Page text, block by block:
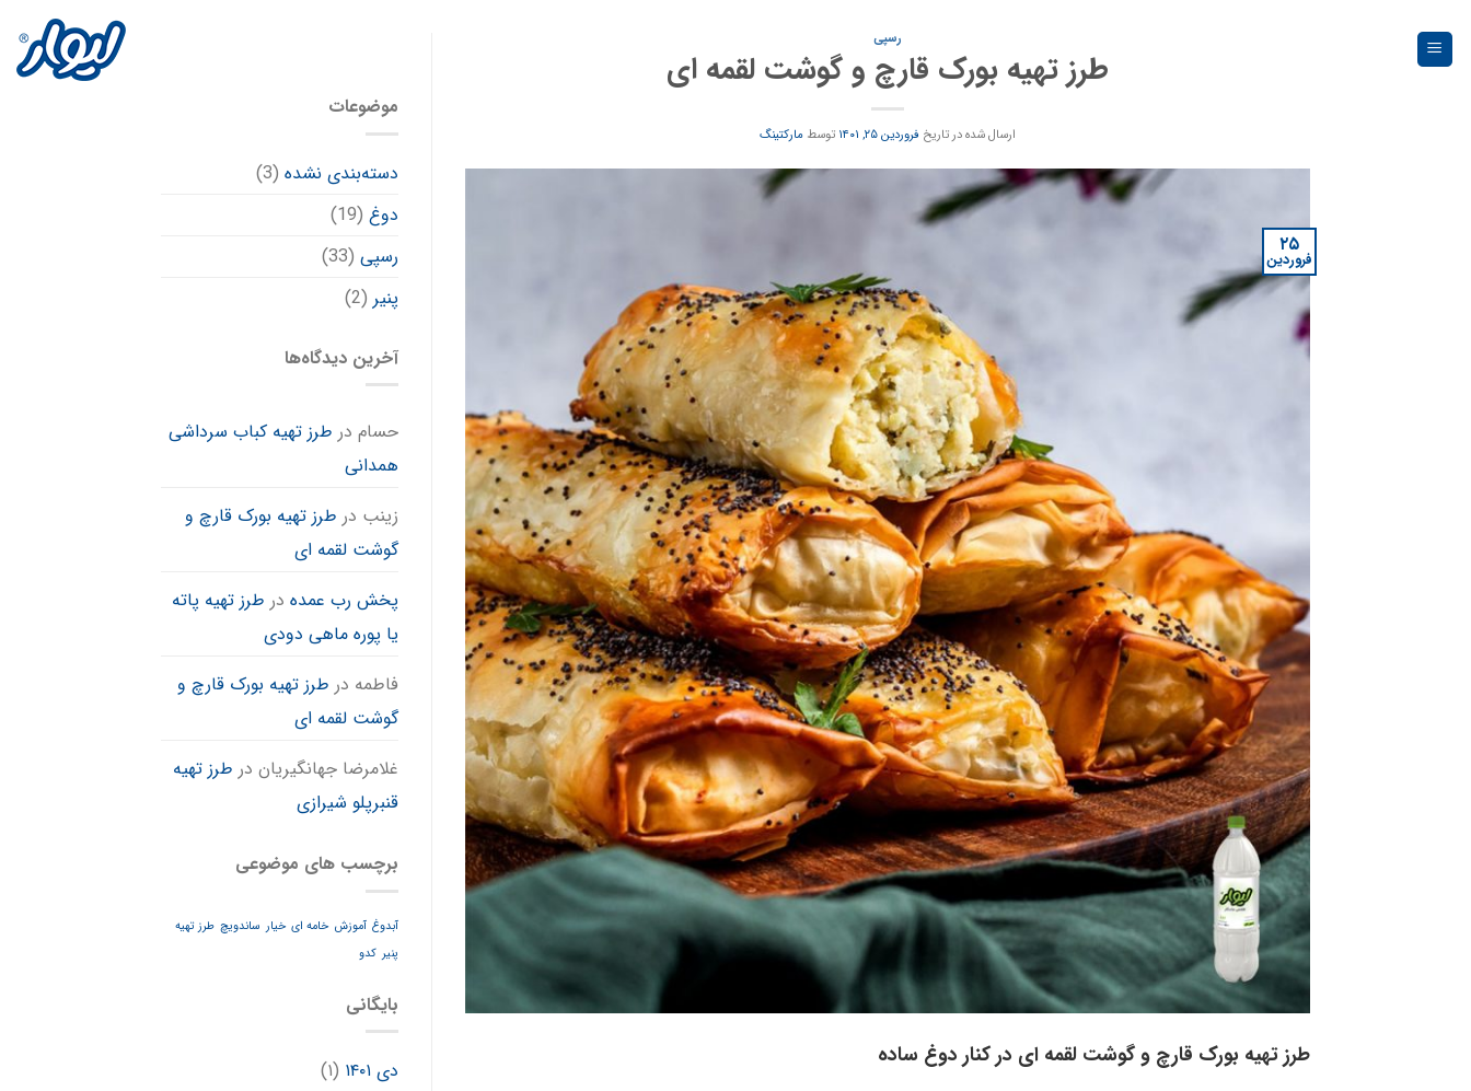
content
رسپی
طرز تهیه بورک قارچ و گوشت لقمه ای
ارسال شده در تاریخ فروردین ۲۵, ۱۴۰۱ توسطمارکتینگ
۲۵
فروردین
طرز تهیه بورک قارچ و گوشت لقمه ای در کنار دوغ ساده
موضوعات
دسته‌بندی نشده (3)
دوغ (19)
رسپی (33)
پنیر (2)
آخرین دیدگاه‌ها
حسام در طرز تهیه کباب سرداشی
همدانی
زینب در طرز تهیه بورک قارچ و
گوشت لقمه ای
پخش رب عمده در طرز تهیه پاته
یا پوره ماهی دودی
فاطمه در طرز تهیه بورک قارچ و
گوشت لقمه ای
غلامرضا جهانگیریان در طرز تهیه
قنبرپلو شیرازی
برچسب های موضوعی
آبدوغ آموزش خامه ای خیار ساندویچ طرز تهیه
پنیر کدو
بایگانی
دی ۱۴۰۱
(۱)